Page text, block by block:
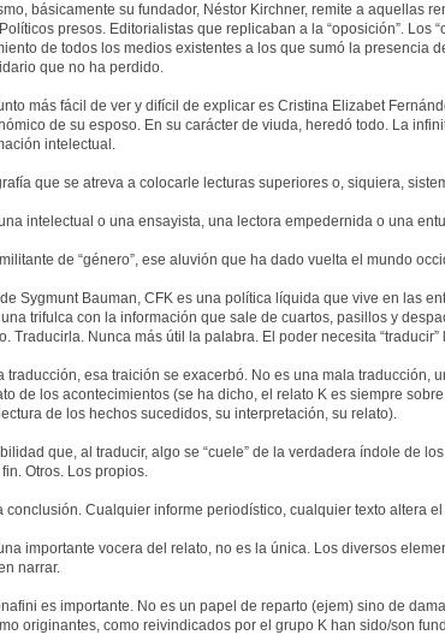
básicamente su fundador, Néstor Kirchner, remite a aquellas
presos. Editorialistas que replicaban a la “oposición”. Los
de todos los medios existentes a los que sumó la presencia
que no ha perdido.
más fácil de ver y difícil de explicar es Cristina Elizabet
de su esposo. En su carácter de viuda, heredó todo. La
intelectual.
que se atreva a colocarle lecturas superiores o, siquiera,
intelectual o una ensayista, una lectora empedernida o una
de “género”, ese aluvión que ha dado vuelta el mundo
Sygmunt Bauman, CFK es una política líquida que vive en las
trifulca con la información que sale de cuartos, pasillos y
Traducirla. Nunca más útil la palabra. El poder necesita “traducir”
traducción, esa traición se exacerbó. No es una mala traducción,
de los acontecimientos (se ha dicho, el relato K es siempre
de los hechos sucedidos, su interpretación, su relato).
que, al traducir, algo se “cuele” de la verdadera índole de
Otros. Los propios.
conclusión. Cualquier informe periodístico, cualquier texto altera
importante vocera del relato, no es la única. Los diversos
narrar.
es importante. No es un papel de reparto (ejem) sino de
originantes, como reivindicados por el grupo K han sido/son